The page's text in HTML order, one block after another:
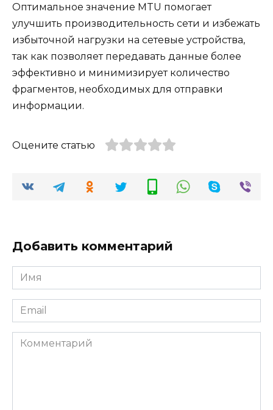
Оптимальное значение MTU помогает
улучшить производительность сети и избежать
избыточной нагрузки на сетевые устройства,
так как позволяет передавать данные более
эффективно и минимизирует количество
фрагментов, необходимых для отправки
информации.
Оцените статью
Добавить комментарий
Имя
*
Email
*
Комментарий